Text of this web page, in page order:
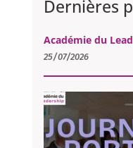
Dernières
Académie du
25/07/2026